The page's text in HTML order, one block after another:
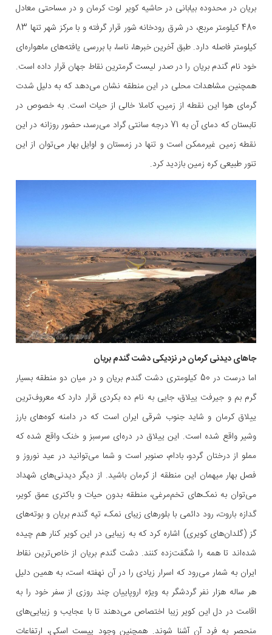
بریان در محدوده بیابانی در حاشیه کویر لوت کرمان و در مساحتی معادل
480 کیلومتر مربع، در شرق رودخانه شور قرار گرفته و با مرکز شهر تنها 83
کیلومتر فاصله دارد. طبق آخرین خبرها، ناسا، با بررسی یافته‌های ماهواره‌ای
خود نام گندم بریان را در صدر لیست گرمترین نقاط جهان قرار داده است.
همچنین مشاهدات محلی در این منطقه نشان می‌دهد که به دلیل شدت
گرمای هوا این نقطه از زمین، کاملا خالی از حیات است. به خصوص در
تابستان که دمای آن به 71 درجه سانتی گراد می‌رسد، حضور روزانه در این
نقطه زمین غیرممکن است و تنها در زمستان و اوایل بهار می‌توان از این
تنور طبیعی کره زمین بازدید کرد.
جاهای دیدنی کرمان در نزدیکی دشت گندم بریان
اما درست در 50 کیلومتری دشت گندم بریان و در میان دو منطقه بسیار
گرم بم و جیرفت ییلاق، جایی به نام ده بکردی قرار دارد که معروف‌ترین
ییلاق کرمان و شاید جنوب شرقی ایران است که در دامنه کوه‌های بارز
وشیر واقع شده است. این ییلاق در دره‌ای سرسبز و خنک واقع شده که
مملو از درختان گردو، بادام، صنوبر است و شما می‌توانید در عید نوروز و
فصل بهار میهمان این منطقه از کرمان باشید. از دیگر دیدنی‌های شهداد
می‌توان به نمک‌های تخم‌مرغی، منطقه بدون حیات و باکتری عمق کویر،
گدازه باروت، رود دائمی با بلورهای زیبای نمک، تپه گندم بریان و بوته‌های
گز (گلدان‌های کویری) اشاره کرد که به زیبایی در این کویر کنار هم چیده
شده‌اند تا همه را شگفت‌زده کنند. دشت گندم بریان از خاص‌ترین نقاط
ایران به شمار می‌رود که اسرار زیادی را در آن نهفته است، به همین دلیل
هر ساله هزار نفر گردشگر به ویژه اروپاییان چند روزی از سفر خود را به
اقامت در دل این کویر زیبا اختصاص می‌دهند تا با عجایب و زیبایی‌های
منحصر به فرد آن آشنا شوند. همچنین وجود پیست اسکی، ارتفاعات